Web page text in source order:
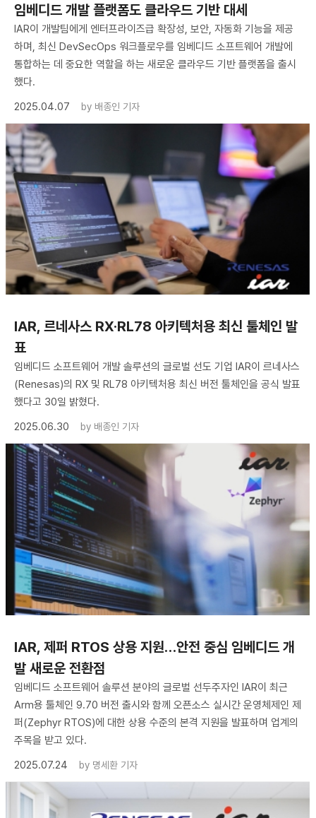
임베디드 개발 플랫폼도 클라우드 기반 대세
IAR이 개발팀에게 엔터프라이즈급 확장성, 보안, 자동화 기능을 제공
하며, 최신 DevSecOps 워크플로우를 임베디드 소프트웨어 개발에
통합하는 데 중요한 역할을 하는 새로운 클라우드 기반 플랫폼을 출시
했다.
2025.04.07
by 배종인 기자
IAR, 르네사스 RX·RL78 아키텍처용 최신 툴체인 발
표
임베디드 소프트웨어 개발 솔루션의 글로벌 선도 기업 IAR이 르네사스
(Renesas)의 RX 및 RL78 아키텍처용 최신 버전 툴체인을 공식 발표
했다고 30일 밝혔다.
2025.06.30
by 배종인 기자
IAR, 제퍼 RTOS 상용 지원…안전 중심 임베디드 개
발 새로운 전환점
임베디드 소프트웨어 솔루션 분야의 글로벌 선두주자인 IAR이 최근
Arm용 툴체인 9.70 버전 출시와 함께 오픈소스 실시간 운영체제인 제
퍼(Zephyr RTOS)에 대한 상용 수준의 본격 지원을 발표하며 업계의
주목을 받고 있다.
2025.07.24
by 명세환 기자